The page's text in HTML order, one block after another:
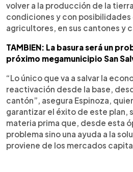
volver a la producción de la
condiciones y con
agricultores, en sus cantones y
TAMBIEN: La basura será un
próximo megamunicipio San
“Lo único que va a salvar la
reactivación desde la base,
cantón”, asegura Espinoza,
garantizar el éxito de este plan,
materia prima que, desde esta
problema sino una ayuda a la
proviene de los mercados